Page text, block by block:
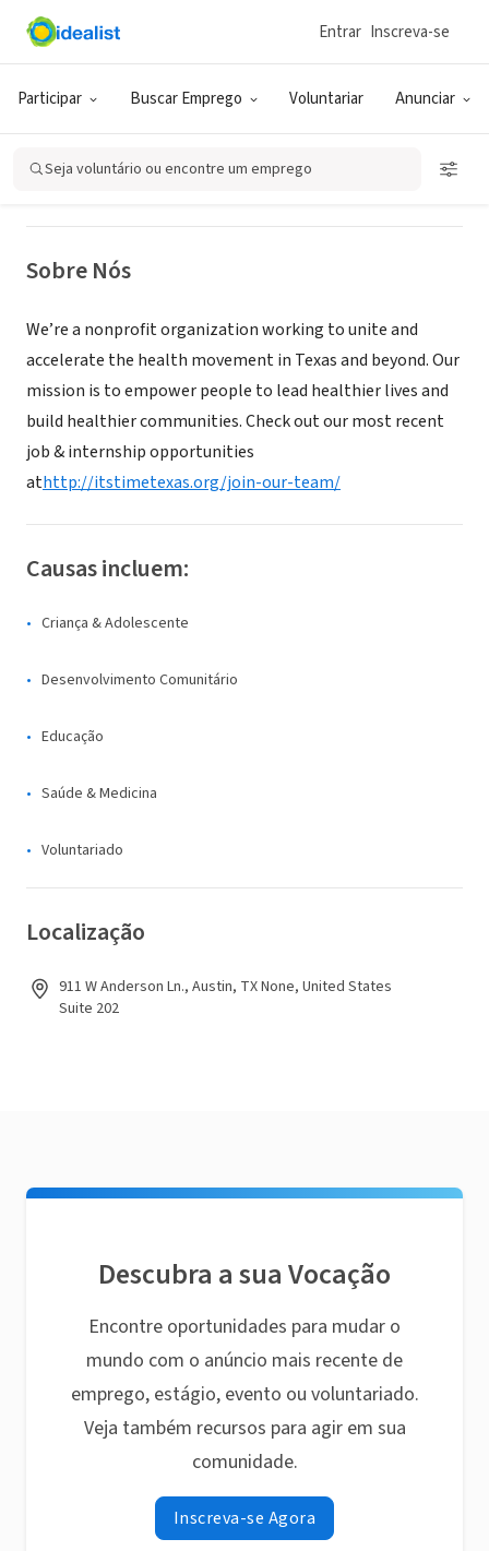
Participar Buscar Emprego Voluntariar Anunciar
Entrar Inscreva-se
Seja voluntário ou encontre um emprego
ONG (SETOR SOCIAL)
IT'S TIME TEXAS
Sobre Nós
We’re a nonprofit organization working to unite and
accelerate the health movement in Texas and beyond. Our
mission is to empower people to lead healthier lives and
build healthier communities. Check out our most recent
job & internship opportunities
athttp://itstimetexas.org/join-our-team/
Causas incluem:
Criança & Adolescente
Desenvolvimento Comunitário
Educação
Saúde & Medicina
Voluntariado
Localização
911 W Anderson Ln., Austin, TX None, United States
Suite 202
Descubra a sua Vocação
Encontre oportunidades para mudar o
mundo com o anúncio mais recente de
emprego, estágio, evento ou voluntariado.
Veja também recursos para agir em sua
comunidade.
Inscreva-se Agora